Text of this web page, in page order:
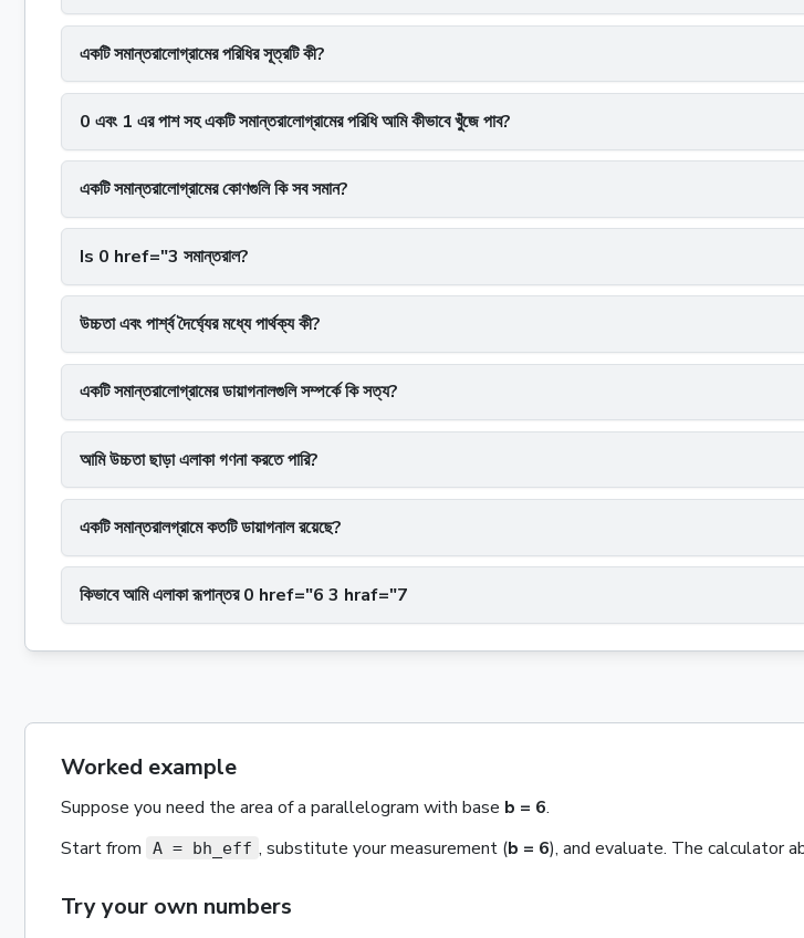
একটি সমান্তরালোগ্রামের পরিধির সূত্রটি কী?
0 এবং 1 এর পাশ সহ একটি সমান্তরালোগ্রামের পরিধি আমি কীভাবে খুঁজে পাব?
একটি সমান্তরালোগ্রামের কোণগুলি কি সব সমান?
Is 0 href="3 সমান্তরাল?
উচ্চতা এবং পার্শ্ব দৈর্ঘ্যের মধ্যে পার্থক্য কী?
একটি সমান্তরালোগ্রামের ডায়াগনালগুলি সম্পর্কে কি সত্য?
আমি উচ্চতা ছাড়া এলাকা গণনা করতে পারি?
একটি সমান্তরালগ্রামে কতটি ডায়াগনাল রয়েছে?
কিভাবে আমি এলাকা রূপান্তর 0 href="6 3 hraf="7
Worked example
Suppose you need the area of a parallelogram with base b = 6.
Start from
A = bh_eff , substitute your measurement (b = 6), and evaluate. The calculator
Try your own numbers